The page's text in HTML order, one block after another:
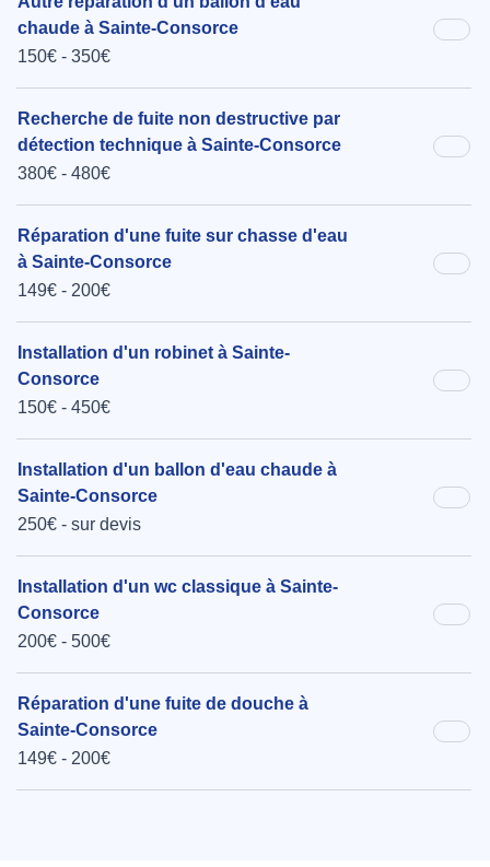
chaude à Sainte-Consorce
150€ - 350€
Recherche de fuite non destructive par
détection technique à Sainte-Consorce
380€ - 480€
Réparation d'une fuite sur chasse d'eau
à Sainte-Consorce
149€ - 200€
Installation d'un robinet à Sainte-
Consorce
150€ - 450€
Installation d'un ballon d'eau chaude à
Sainte-Consorce
250€ - sur devis
Installation d'un wc classique à Sainte-
Consorce
200€ - 500€
Réparation d'une fuite de douche à
Sainte-Consorce
149€ - 200€